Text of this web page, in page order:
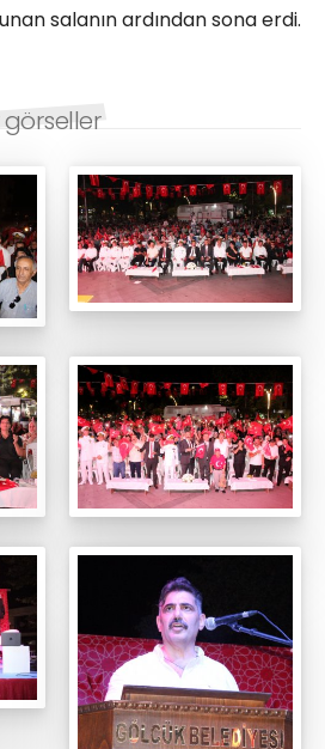
salanın ardından sona erdi.